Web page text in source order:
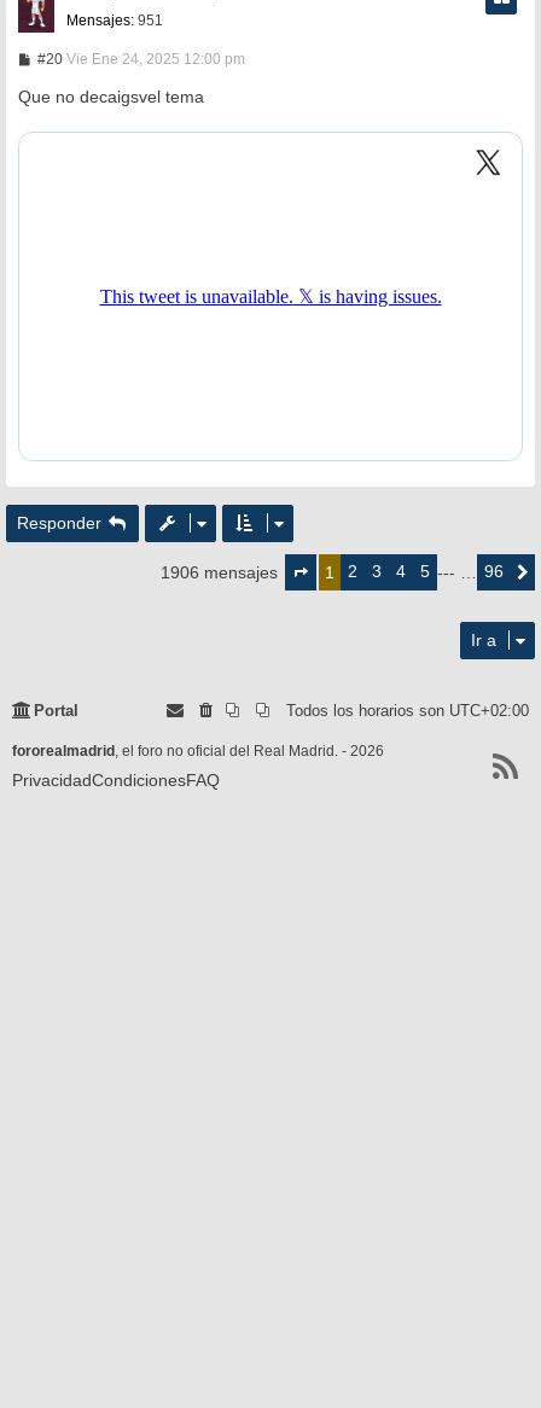
Mensajes: 951
#20M
n
Vie Ene 24, 2025 12:00 pm
Que no decaigsvel tema
Responder
1906 mensajes
Página
de
1 2 3 4 5 --- … 96
Ir a
Portal Todos los horarios son UTC+02:00
fororealmadrid , el foro no oficial del Real Madrid. - 2026
PrivacidadCondicionesFAQ